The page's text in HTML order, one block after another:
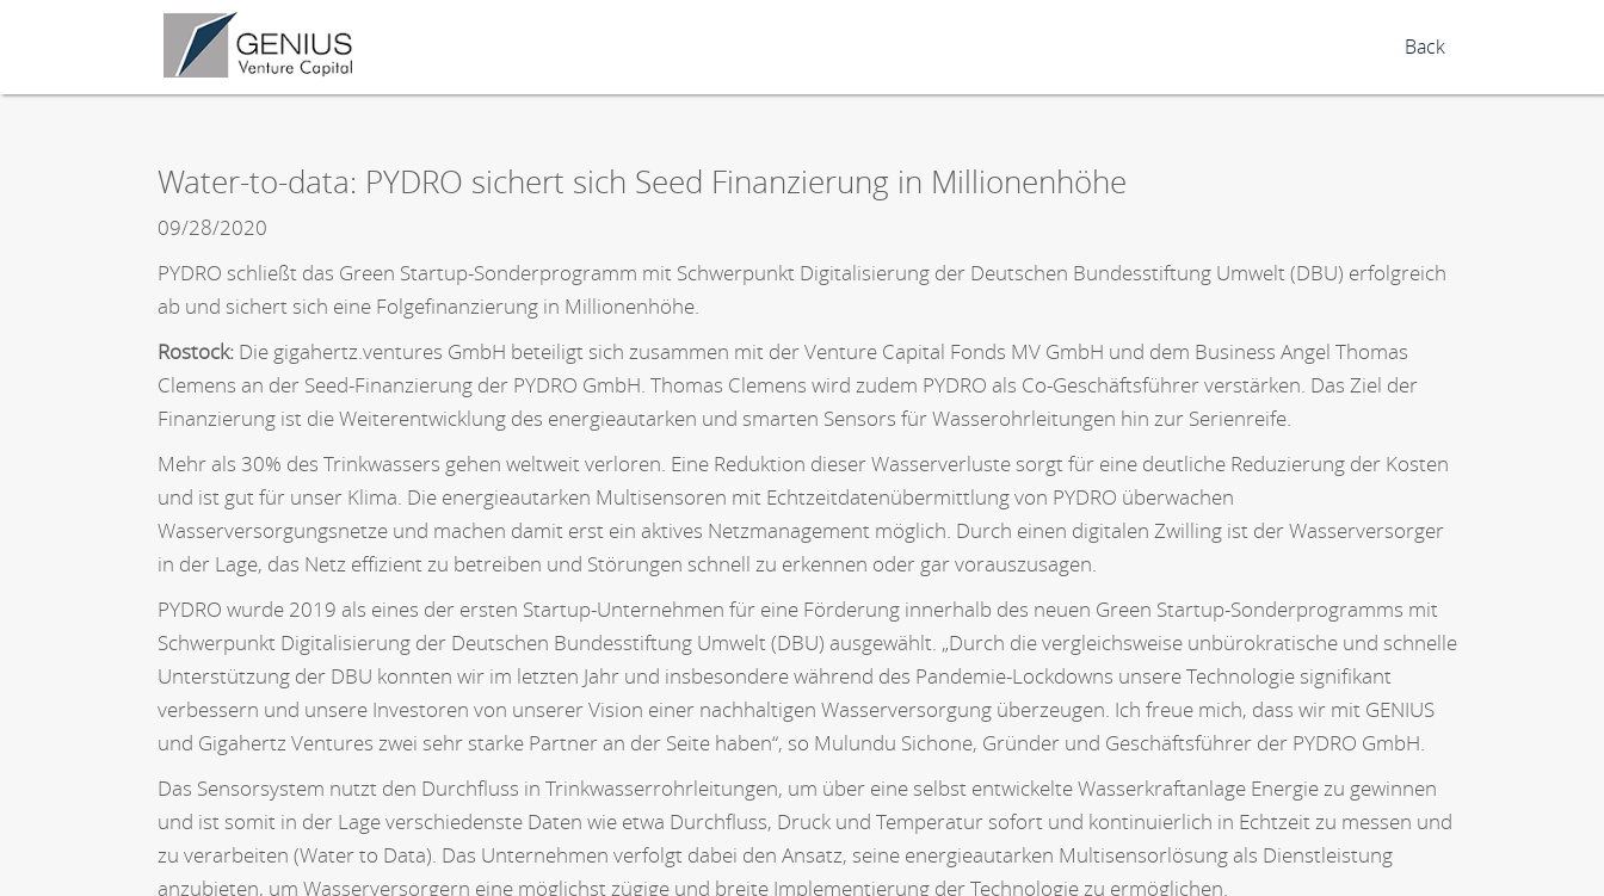
Back
Water-to-data: PYDRO sichert sich Seed Finanzierung in Millionenhöhe
09/28/2020
PYDRO schließt das Green Startup-Sonderprogramm mit Schwerpunkt Digitalisierung der Deutschen Bundesstiftung Umwelt (DBU) erfolgreich
ab und sichert sich eine Folgefinanzierung in Millionenhöhe.
Rostock:Die gigahertz.ventures GmbH beteiligt sich zusammen mit der Venture Capital Fonds MV GmbH und dem Business Angel Thomas
Clemens an der Seed-Finanzierung der PYDRO GmbH. Thomas Clemens wird zudem PYDRO als Co-Geschäftsführer verstärken. Das Ziel der
Finanzierung ist die Weiterentwicklung des energieautarken und smarten Sensors für Wasserohrleitungen hin zur Serienreife.
Mehr als 30% des Trinkwassers gehen weltweit verloren. Eine Reduktion dieser Wasserverluste sorgt für eine deutliche Reduzierung der Kosten
und ist gut für unser Klima. Die energieautarken Multisensoren mit Echtzeitdatenübermittlung von PYDRO überwachen
Wasserversorgungsnetze und machen damit erst ein aktives Netzmanagement möglich. Durch einen digitalen Zwilling ist der Wasserversorger
in der Lage, das Netz effizient zu betreiben und Störungen schnell zu erkennen oder gar vorauszusagen.
PYDRO wurde 2019 als eines der ersten Startup-Unternehmen für eine Förderung innerhalb des neuen Green Startup-Sonderprogramms mit
Schwerpunkt Digitalisierung der Deutschen Bundesstiftung Umwelt (DBU) ausgewählt. „Durch die vergleichsweise unbürokratische und schnelle
Unterstützung der DBU konnten wir im letzten Jahr und insbesondere während des Pandemie-Lockdowns unsere Technologie signifikant
verbessern und unsere Investoren von unserer Vision einer nachhaltigen Wasserversorgung überzeugen. Ich freue mich, dass wir mit GENIUS
und Gigahertz Ventures zwei sehr starke Partner an der Seite haben“, so Mulundu Sichone, Gründer und Geschäftsführer der PYDRO GmbH.
Das Sensorsystem nutzt den Durchfluss in Trinkwasserrohrleitungen, um über eine selbst entwickelte Wasserkraftanlage Energie zu gewinnen
und ist somit in der Lage verschiedenste Daten wie etwa Durchfluss, Druck und Temperatur sofort und kontinuierlich in Echtzeit zu messen und
zu verarbeiten (Water to Data). Das Unternehmen verfolgt dabei den Ansatz, seine energieautarken Multisensorlösung als Dienstleistung
anzubieten, um Wasserversorgern eine möglichst zügige und breite Implementierung der Technologie zu ermöglichen.